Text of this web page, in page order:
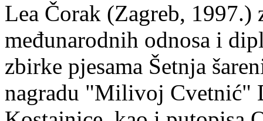
Lea Čorak (Zagreb,
međunarodnih odnosa i
zbirke pjesama Šetnja
nagradu "Milivoj Cvetnić"